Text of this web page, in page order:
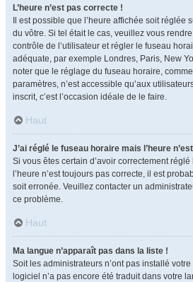
L’heure n’est pas correcte !
Il est possible que l’heure affichée soit réglée
du vôtre. Si tel était le cas, veuillez vous
contrôle de l’utilisateur et régler le fuseau
adéquate, par exemple Londres, Paris, New
noter que le réglage du fuseau horaire,
paramètres, n’est accessible qu’aux
inscrit, c’est l’occasion idéale de le faire.
Haut
J’ai réglé le fuseau horaire mais l’heure
Si vous êtes certain d’avoir correctement
l’heure n’est toujours pas correcte, il est
soit erronée. Veuillez contacter un
ce problème.
Haut
Ma langue n’apparaît pas dans la liste !
Soit les administrateurs n’ont pas installé
logiciel n’a pas encore été traduit dans votre